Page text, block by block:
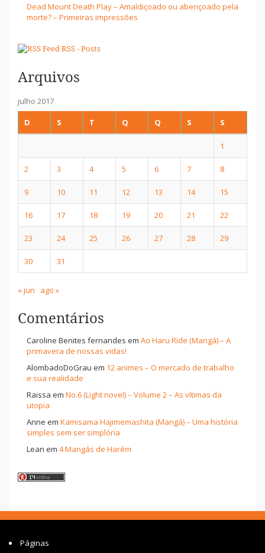
Dead Mount Death Play – Amaldiçoado ou abençoado pela
morte? – Primeiras impressões
RSS - Posts
Arquivos
julho 2017
D
S T Q Q S S
1
2 3 4 5 6 7 8
9 10 11 12 13 14 15
16 17 18 19 20 21 22
23 24 25 26 27 28 29
30 31
« jun ago »
Comentários
Caroline Benites fernandes em Ao Haru Ride (Mangá) – A
primavera de nossas vidas!
AlombadoDoGrau em 12 animes – O mercado de trabalho
e sua realidade
Raissa em No.6 (Light novel) – Volume 2 – As vítimas da
utopia
Anne em Kamisama Hajimemashita (Mangá) – Uma história
simples sem ser simplória
Lean em 4 Mangás de Harém
Páginas